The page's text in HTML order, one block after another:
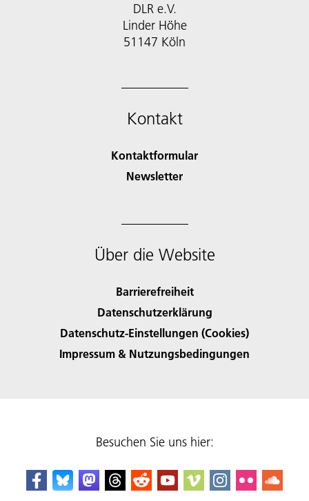
DLR e.V.
Linder Höhe
51147 Köln
Kontakt
Kontaktformular
Newsletter
Über die Website
Barrierefreiheit
Datenschutzerklärung
Datenschutz-Einstellungen (Cookies)
Impressum & Nutzungsbedingungen
Besuchen Sie uns hier: